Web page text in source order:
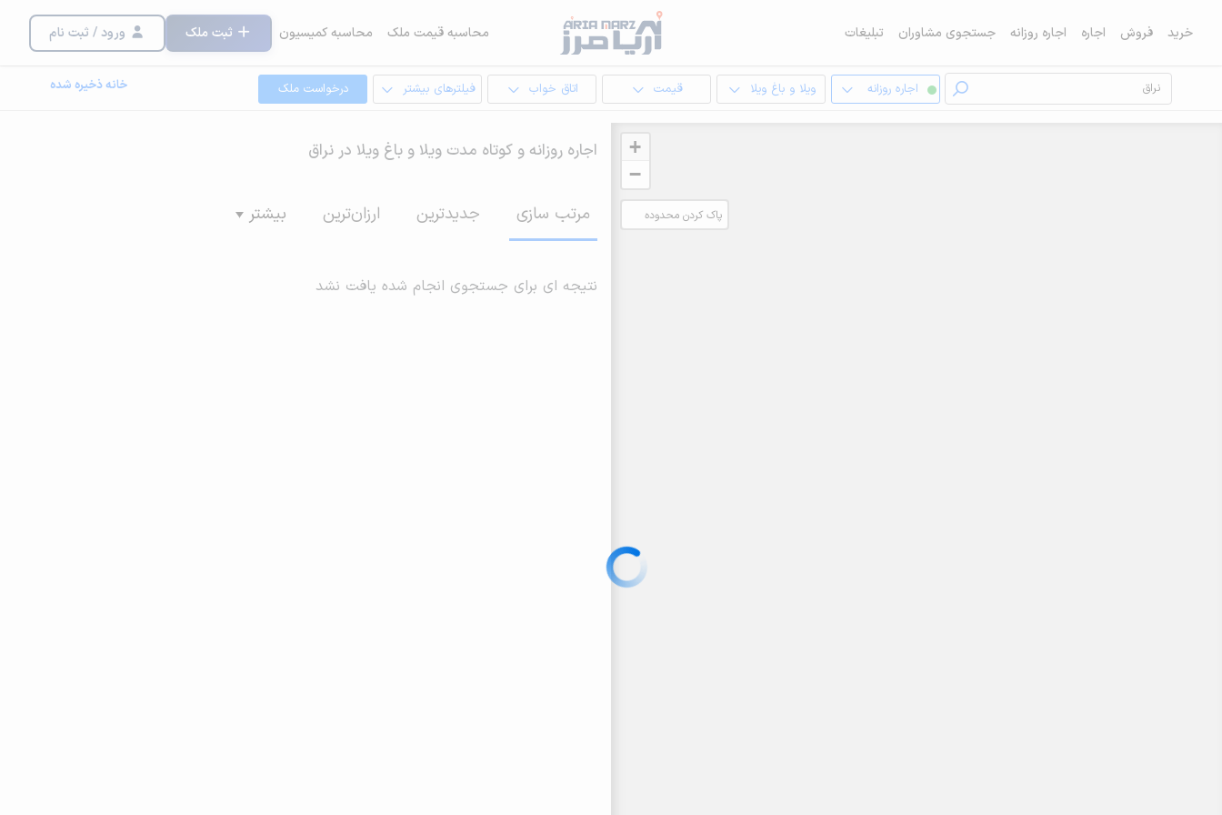
خرید فروش اجاره اجاره روزانه جستجوی مشاوران تبلیغات محاسبه قیمت ملک محاسبه کمیسیون ثبت ملک ورود / ثبت نام
اجاره روزانه ویلا و باغ ویلا قیمت اتاق خواب فیلترهای بیشتر درخواست ملک خانه ذخیره شده
+
−
پاک کردن محدوده
اجاره روزانه و کوتاه مدت ویلا و باغ ویلا در نراق
مرتب سازی جدیدترین ارزان‌ترین بیشتر
نتیجه ای برای جستجوی انجام شده یافت نشد